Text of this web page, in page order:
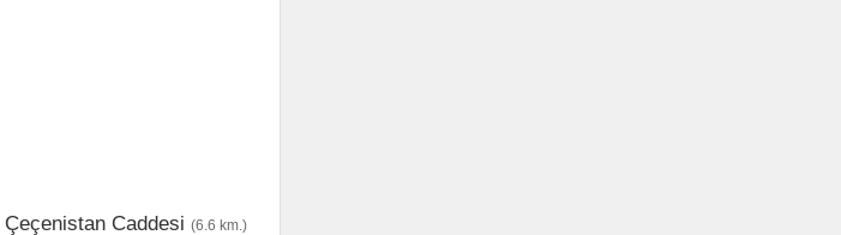
Çeçenistan Caddesi (6.6 km.)